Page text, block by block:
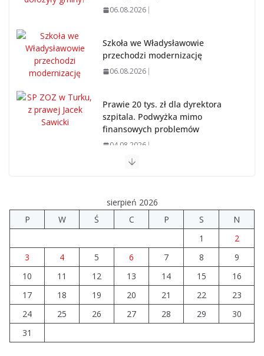
06.08.2026
Szkoła we Władysławowie
przechodzi modernizację
06.08.2026
Prawie 20 tys. zł dla dyrektora
szpitala. Podwyżka mimo
finansowych problemów
04.08.2026
Wiata Wielkopolska. Dotacje nawet do 300 tys. zł
14 sierpnia urzędy skarbowe
będą nieczynne
06.08.2026
sierpień 2026
P
W Ś C P S
N
1
2
3
4 5 6 7 8
9
10
11 12 13 14 15
16
17
18 19 20 21 22
23
24
25 26 27 28 29
30
31